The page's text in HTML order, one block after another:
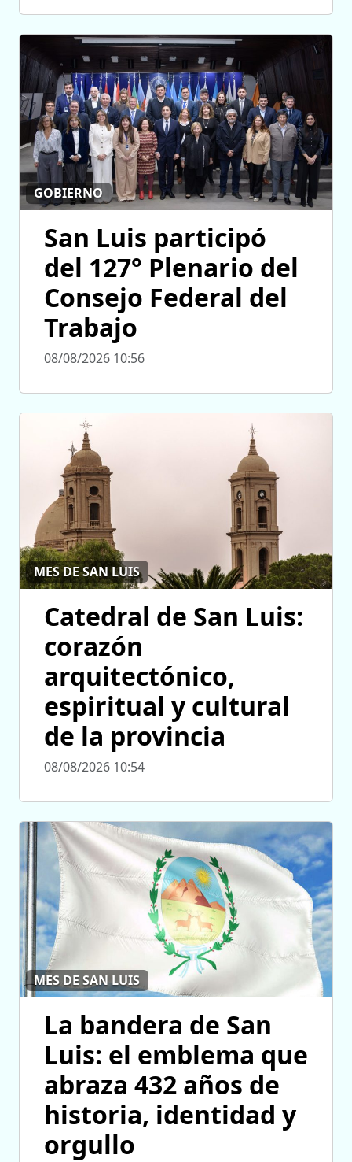
GOBIERNO
San Luis participó
del 127° Plenario del
Consejo Federal del
Trabajo
08/08/2026 10:56
MES DE SAN LUIS
Catedral de San Luis:
corazón
arquitectónico,
espiritual y cultural
de la provincia
08/08/2026 10:54
MES DE SAN LUIS
La bandera de San
Luis: el emblema que
abraza 432 años de
historia, identidad y
orgullo